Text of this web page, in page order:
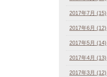
2017年7月 (15)
2017年6月 (12)
2017年5月 (14)
2017年4月 (13)
2017年3月 (12)